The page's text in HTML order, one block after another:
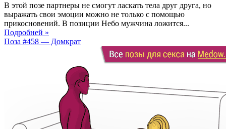
В этой позе партнеры не смогут ласкать тела друг друга, но
выражать свои эмоции можно не только с помощью
прикосновений. В позиции Небо мужчина ложится...
Подробней »
Поза #458 — Домкрат